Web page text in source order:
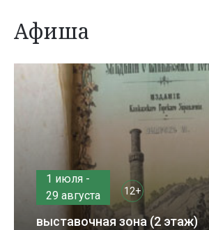
Афиша
1 июля -
29 августа
12+
выставочная зона (2 этаж)